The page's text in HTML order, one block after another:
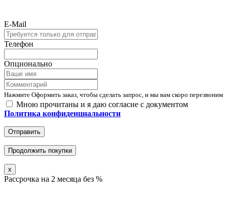
E-Mail
Телефон
Опционально
Нажмите Оформить заказ, чтобы сделать запрос, и мы вам скоро перезвоним
Мною прочитаны и я даю согласие с документом
Политика конфиденциальности
Отправить
Продолжить покупки
x
Рассрочка на 2 месяца без %